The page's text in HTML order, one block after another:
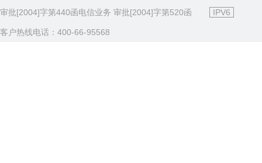
审批[2004]字第440函电信业务 审批[2004]字第520函 IPV6
客户热线电话：400-66-95568